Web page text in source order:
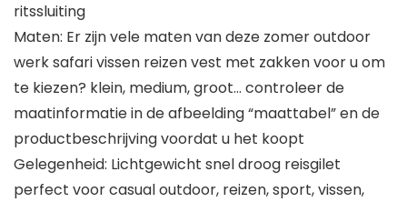
ritssluiting
Maten: Er zijn vele maten van deze zomer outdoor
werk safari vissen reizen vest met zakken voor u om
te kiezen? klein, medium, groot… controleer de
maatinformatie in de afbeelding “maattabel” en de
productbeschrijving voordat u het koopt
Gelegenheid: Lichtgewicht snel droog reisgilet
perfect voor casual outdoor, reizen, sport, vissen,